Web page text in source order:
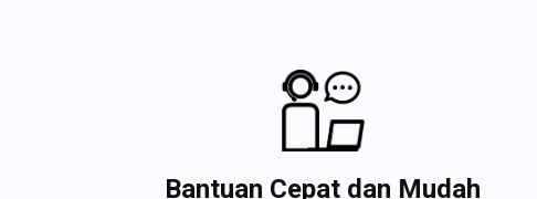
Bantuan Cepat dan Mudah